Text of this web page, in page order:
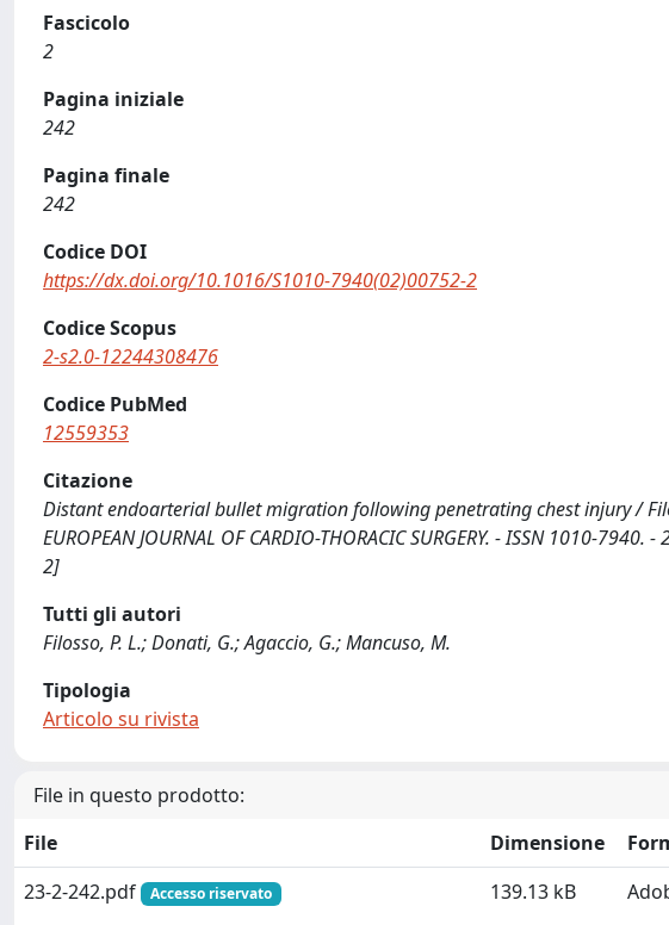
Fascicolo
2
Pagina iniziale
242
Pagina finale
242
Codice DOI
https://dx.doi.org/10.1016/S1010-7940(02)00752-2
Codice Scopus
2-s2.0-12244308476
Codice PubMed
12559353
Citazione
Distant endoarterial bullet migration following penetrating chest injury /
EUROPEAN JOURNAL OF CARDIO-THORACIC SURGERY. - ISSN 1010-
2]
Tutti gli autori
Filosso, P. L.; Donati, G.; Agaccio, G.; Mancuso, M.
Tipologia
Articolo su rivista
File in questo prodotto:
File
Dimensione
23-2-242.pdf
Accesso riservato 139.13 kB